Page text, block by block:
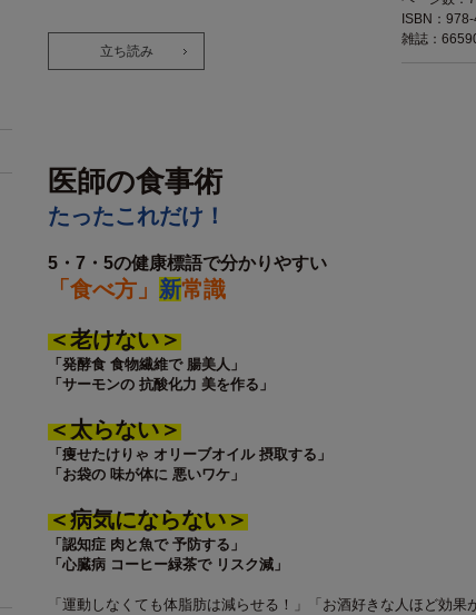
立ち読み
ISBN：
雑誌：
医師の食事術
たったこれだけ！
5・7・5の健康標語で分かりやすい
「食べ方」 新常識
＜老けない＞
「発酵食 食物繊維で 腸美人」
「サーモンの 抗酸化力 美を作る」
＜太らない＞
「痩せたけりゃ オリーブオイル 摂取する」
「お袋の 味が体に 悪いワケ」
＜病気にならない＞
「認知症 肉と魚で 予防する」
「心臓病 コーヒー緑茶で リスク減」
「運動しなくても体脂肪は減らせる！」「お酒好きな人ほど効